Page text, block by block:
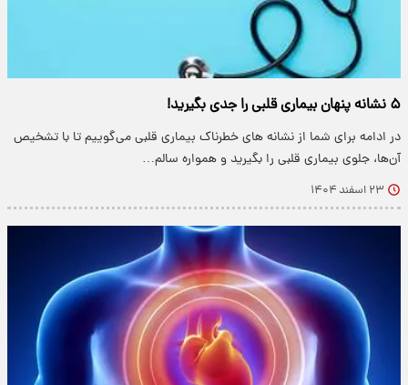
۵ نشانه پنهان بیماری قلبی را جدی بگیرید!
در ادامه برای شما از نشانه های خطرناک بیماری قلبی می‌گوییم تا با تشخیص
آن‌ها، جلوی بیماری قلبی را بگیرید و همواره سالم…
۲۳ اسفند ۱۴۰۴